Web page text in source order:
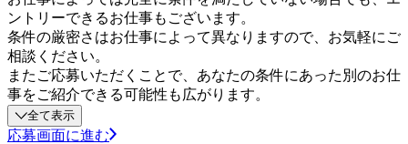
ントリーできるお仕事もございます。
条件の厳密さはお仕事によって異なりますので、お気軽にご
相談ください。
またご応募いただくことで、あなたの条件にあった別のお仕
事をご紹介できる可能性も広がります。
全て表示
応募画面に進む